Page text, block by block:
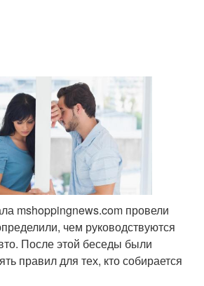
mshoppingnews.com провели
чем руководствуются
После этой беседы были
правил для тех, кто собирается